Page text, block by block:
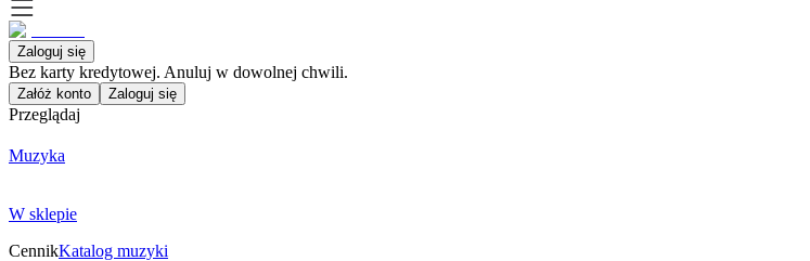
Zaloguj się
Bez karty kredytowej. Anuluj w dowolnej chwili.
Załóż konto Zaloguj się
Przeglądaj
Muzyka
W sklepie
CennikKatalog muzyki